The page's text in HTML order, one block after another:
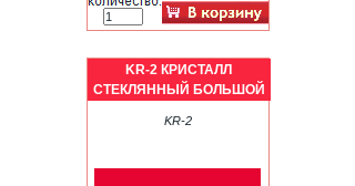
KR-2 КРИСТАЛЛ
СТЕКЛЯННЫЙ БОЛЬШОЙ
KR-2